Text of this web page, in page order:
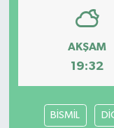
AKŞAM
19:32
BİSMİL